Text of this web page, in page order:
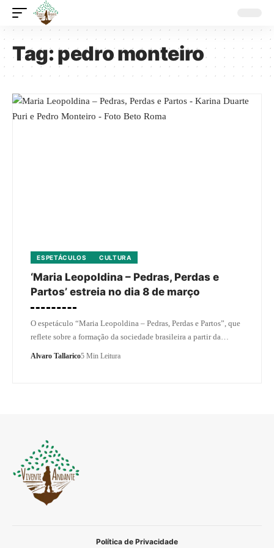
Tag:pedro monteiro
ESPETÁCULOS CULTURA
‘Maria Leopoldina – Pedras, Perdas e
Partos’ estreia no dia 8 de março
O espetáculo “Maria Leopoldina – Pedras, Perdas e Partos”, que
reflete sobre a formação da sociedade brasileira a partir da…
Alvaro Tallarico5 Min Leitura
Política de Privacidade